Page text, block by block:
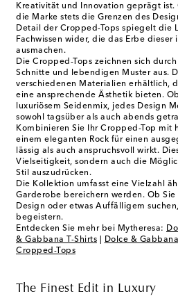
Kreativität und Innovation geprägt
die Marke stets die Grenzen des
Detail der Cropped-Tops spiegelt die
Fachwissen wider, die das Erbe dieser
ausmachen.
Die Cropped-Tops zeichnen sich
Schnitte und lebendigen Muster aus.
verschiedenen Materialien erhältlich,
eine ansprechende Ästhetik bieten.
luxuriösem Seidenmix, jedes Design
sowohl tagsüber als auch abends
Kombinieren Sie Ihr Cropped-Top mit
einem eleganten Rock für einen
lässig als auch anspruchsvoll wirkt.
Vielseitigkeit, sondern auch die
Stil auszudrücken.
Die Kollektion umfasst eine Vielzahl
Garderobe bereichern werden. Ob Sie
Design oder etwas Auffälligem
begeistern.
Entdecken Sie mehr bei Mytheresa:
& Gabbana T-Shirts
Dolce &
Cropped-Tops
The Finest Edit in Luxury